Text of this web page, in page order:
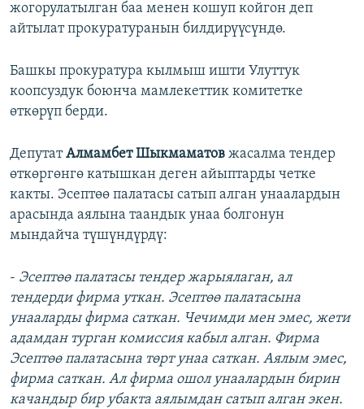
жогорулатылган баа менен кошуп койгон деп
айтылат прокуратуранын билдирүүсүндө.
Башкы прокуратура кылмыш ишти Улуттук
коопсуздук боюнча мамлекеттик комитетке
өткөрүп берди.
ДепутатАлмамбет Шыкмаматов жасалма тендер
өткөргөнгө катышкан деген айыптарды четке
какты. Эсептөө палатасы сатып алган унаалардын
арасында аялына таандык унаа болгонун
мындайча түшүндүрдү:
- Эсептөө палатасы тендер жарыялаган, ал
тендерди фирма уткан. Эсептөө палатасына
унааларды фирма саткан. Чечимди мен эмес, жети
адамдан турган комиссия кабыл алган. Фирма
Эсептөө палатасына төрт унаа саткан. Аялым эмес,
фирма саткан. Ал фирма ошол унаалардын бирин
качандыр бир убакта аялымдан сатып алган экен.